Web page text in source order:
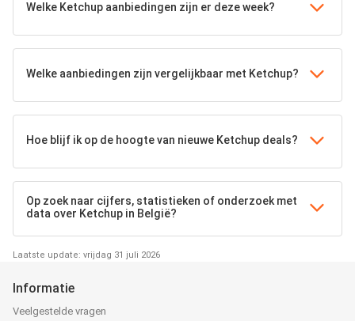
Welke Ketchup aanbiedingen zijn er deze week?
Welke aanbiedingen zijn vergelijkbaar met Ketchup?
Hoe blijf ik op de hoogte van nieuwe Ketchup deals?
Op zoek naar cijfers, statistieken of onderzoek met
data over Ketchup in België?
Laatste update: vrijdag 31 juli 2026
Informatie
Veelgestelde vragen